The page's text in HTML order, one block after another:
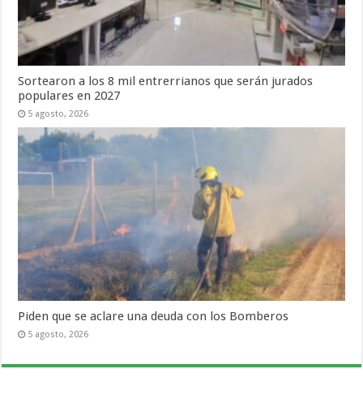
Sortearon a los 8 mil entrerrianos que serán jurados
populares en 2027
5 agosto, 2026
Piden que se aclare una deuda con los Bomberos
5 agosto, 2026